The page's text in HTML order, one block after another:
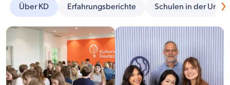
Über KD Erfahrungsberichte Schulen in der